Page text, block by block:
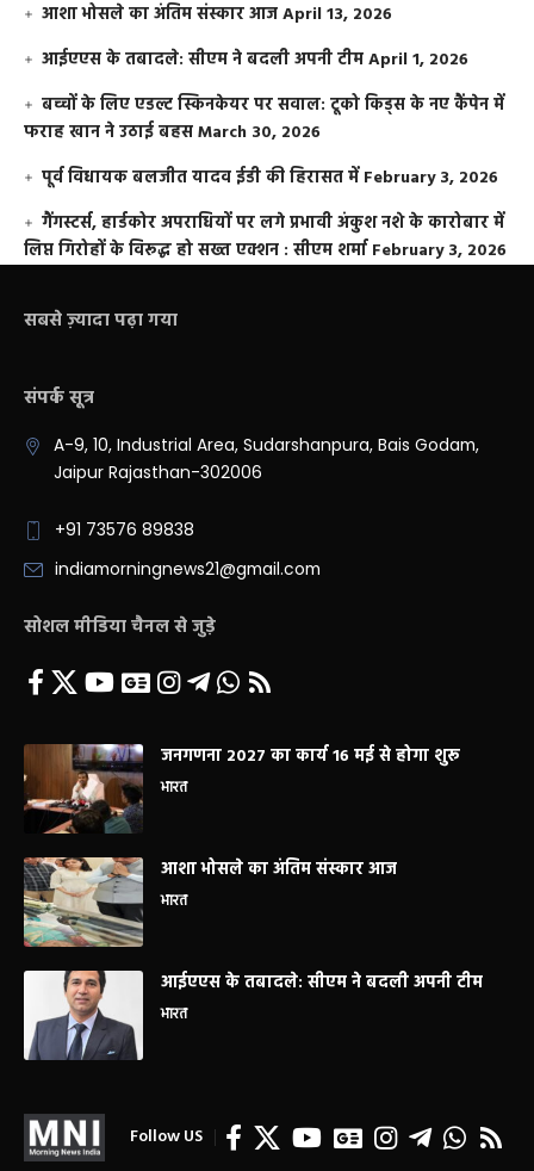
आशा भोसले का अंतिम संस्कार आजApril 13, 2026
आईएएस के तबादले: सीएम ने बदली अपनी टीमApril 1, 2026
बच्चों के लिए एडल्ट स्किनकेयर पर सवाल: टूको किड्स के नए कैंपेन में
फराह खान ने उठाई बहसMarch 30, 2026
पूर्व विधायक बलजीत यादव ईडी की हिरासत में February 3, 2026
गैंगस्टर्स, हार्डकोर अपराधियों पर लगे प्रभावी अंकुश नशे के कारोबार में
लिप्त गिरोहों के विरूद्ध हो सख्त एक्शन : सीएम शर्मा February 3, 2026
सबसे ज़्यादा पढ़ा गया
संपर्क सूत्र
A-9, 10, Industrial Area, Sudarshanpura, Bais Godam,
Jaipur Rajasthan-302006
+91 73576 89838
indiamorningnews21@gmail.com
सोशल मीडिया चैनल से जुड़े
जनगणना 2027 का कार्य 16 मई से होगा शुरू
भारत
आशा भोसले का अंतिम संस्कार आज
भारत
आईएएस के तबादले: सीएम ने बदली अपनी टीम
भारत
Follow US